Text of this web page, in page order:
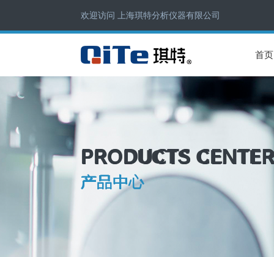
欢迎访问 上海琪特分析仪器有限公司
首页
PRODUCTS
产品中心